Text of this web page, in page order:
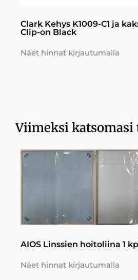
Clark Kehys K1009-C1 ja
Clip-on Black
Näet hinnat kirjautumalla
Viimeksi katsomasi
AIOS Linssien hoitoliina 1
Näet hinnat kirjautumalla